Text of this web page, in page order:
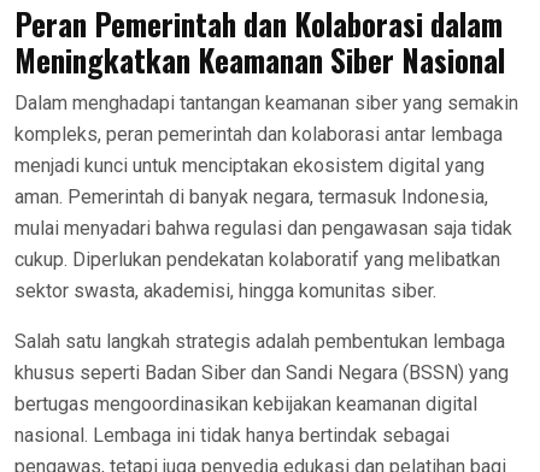
Peran Pemerintah dan Kolaborasi dalam
Meningkatkan Keamanan Siber Nasional
Dalam menghadapi tantangan keamanan siber yang semakin
kompleks, peran pemerintah dan kolaborasi antar lembaga
menjadi kunci untuk menciptakan ekosistem digital yang
aman. Pemerintah di banyak negara, termasuk Indonesia,
mulai menyadari bahwa regulasi dan pengawasan saja tidak
cukup. Diperlukan pendekatan kolaboratif yang melibatkan
sektor swasta, akademisi, hingga komunitas siber.
Salah satu langkah strategis adalah pembentukan lembaga
khusus seperti Badan Siber dan Sandi Negara (BSSN) yang
bertugas mengoordinasikan kebijakan keamanan digital
nasional. Lembaga ini tidak hanya bertindak sebagai
pengawas, tetapi juga penyedia edukasi dan pelatihan bagi